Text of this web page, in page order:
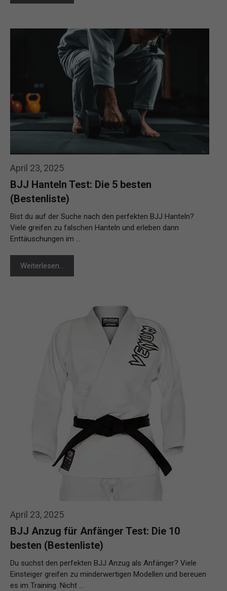
April 23, 2025
BJJ Hanteln Test: Die 5 besten
(Bestenliste)
Bist du auf der Suche nach den perfekten BJJ Hanteln?
Viele greifen zu falschen Hanteln und erleben dann
Enttäuschungen im …
Weiterlesen…
April 23, 2025
BJJ Anzug für Anfänger Test: Die 10
besten (Bestenliste)
Du suchst den perfekten BJJ Anzug als Anfänger? Viele
Einsteiger greifen zu minderwertigen Modellen und bereuen
es im Training. Nicht …